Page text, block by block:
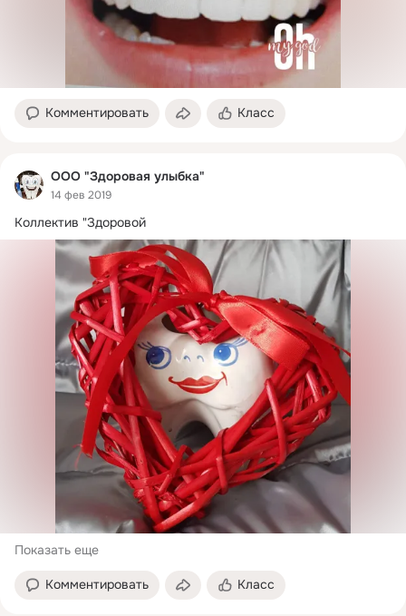
Комментировать Класс
ООО "Здоровая улыбка"
14 фев 2019
Коллектив "Здоровой
Показать еще
Комментировать Класс